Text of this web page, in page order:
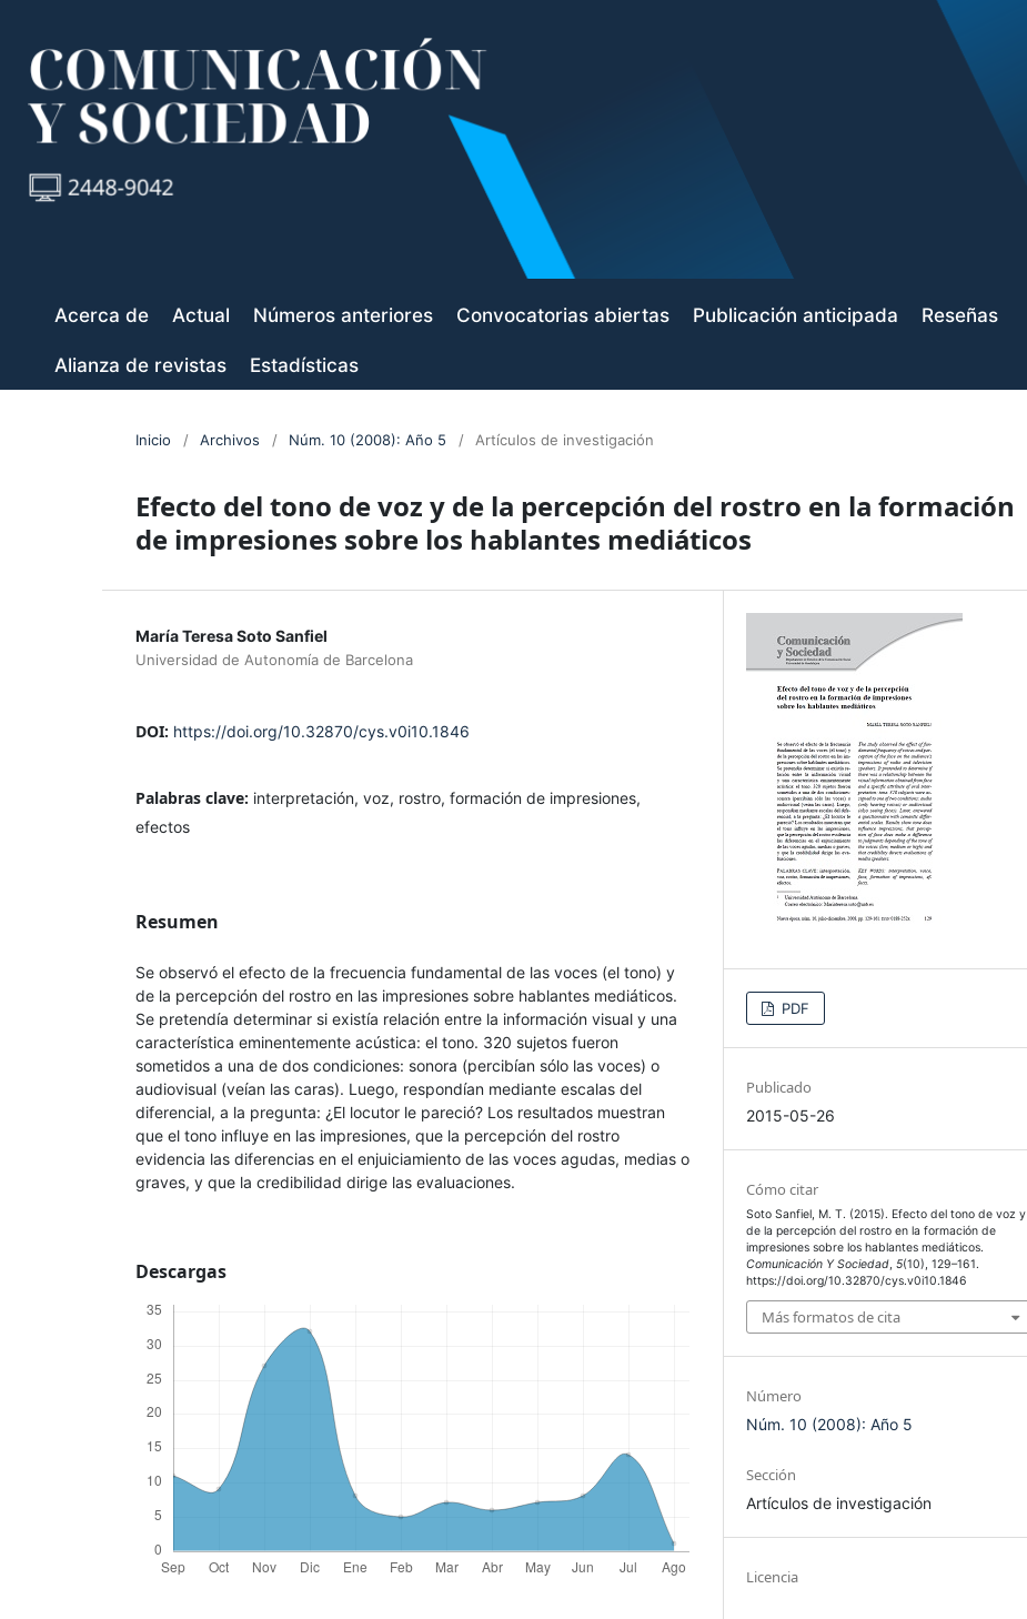
Acerca de Actual Números anteriores Convocatorias abiertas Publicación anticipada Reseñas
Alianza de revistas Estadísticas
Inicio / Archivos / Núm. 10 (2008): Año 5 / Artículos de investigación
Efecto del tono de voz y de la percepción del rostro en la formación
de impresiones sobre los hablantes mediáticos
María Teresa Soto Sanfiel
Universidad de Autonomía de Barcelona
DOI: https://doi.org/10.32870/cys.v0i10.1846
Palabras clave: interpretación, voz, rostro, formación de impresiones,
efectos
Resumen
Se observó el efecto de la frecuencia fundamental de las voces (el tono) y
de la percepción del rostro en las impresiones sobre hablantes mediáticos.
Se pretendía determinar si existía relación entre la información visual y una
característica eminentemente acústica: el tono. 320 sujetos fueron
sometidos a una de dos condiciones: sonora (percibían sólo las voces) o
audiovisual (veían las caras). Luego, respondían mediante escalas del
diferencial, a la pregunta: ¿El locutor le pareció? Los resultados muestran
que el tono influye en las impresiones, que la percepción del rostro
evidencia las diferencias en el enjuiciamiento de las voces agudas, medias o
graves, y que la credibilidad dirige las evaluaciones.
Descargas
PDF
Publicado
2015-05-26
Cómo citar
Soto Sanfiel, M. T. (2015). Efecto del tono de voz y
de la percepción del rostro en la formación de
impresiones sobre los hablantes mediáticos.
Comunicación Y Sociedad,5(10), 129–161.
https://doi.org/10.32870/cys.v0i10.1846
Más formatos de cita
Número
Núm. 10 (2008): Año 5
Sección
Artículos de investigación
Licencia